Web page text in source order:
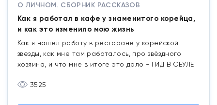
О ЛИЧНОМ. СБОРНИК РАССКАЗОВ
Как я работал в кафе у знаменитого корейца,
и как это изменило мою жизнь
Как я нашел работу в ресторане у корейской
звезды, как мне там работалось, про звёздного
хозяина, и что мне в итоге это дало - ГИД В СЕУЛЕ
3525